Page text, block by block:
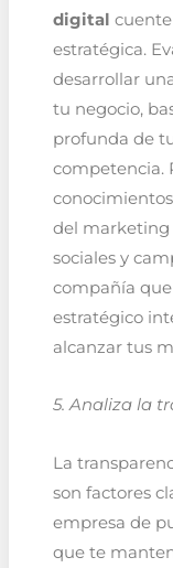
digital
estratégica.
desarrollar
tu negocio,
profunda de
competencia.
del marketing
sociales y
compañía
estratégico
alcanzar tus
5. Analiza la
La
son factores
empresa de
que te